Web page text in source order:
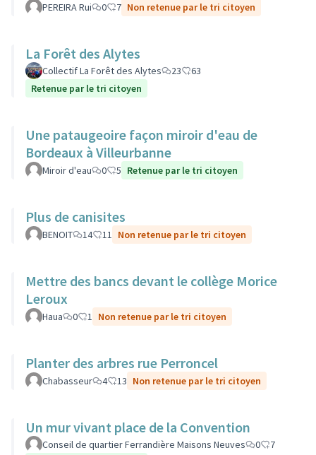
PEREIRA Rui 0 7 Non retenue par le tri citoyen
La Forêt des Alytes
Collectif La Forêt des Alytes 23
63
Retenue par le tri citoyen
Une pataugeoire façon miroir d'eau de
Bordeaux à Villeurbanne
Miroir d'eau 0 5 Retenue par le tri citoyen
Plus de canisites
BENOIT 14 11 Non retenue par le tri citoyen
Mettre des bancs devant le collège Morice
Leroux
Haua 0 1 Non retenue par le tri citoyen
Planter des arbres rue Perroncel
Chabasseur 4 13 Non retenue par le tri citoyen
Un mur vivant place de la Convention
Conseil de quartier Ferrandière Maisons Neuves 0
7